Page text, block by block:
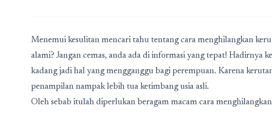
Menemui kesulitan mencari tahu tentang cara menghilangkan
alami? Jangan cemas, anda ada di informasi yang tepat! Hadirnya
kadang jadi hal yang mengganggu bagi perempuan. Karena
penampilan nampak lebih tua ketimbang usia asli.
Oleh sebab itulah diperlukan beragam macam cara